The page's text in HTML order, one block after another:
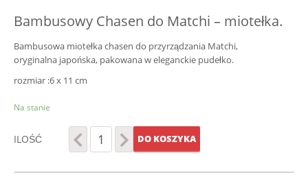
Bambusowy Chasen do Matchi – miotełka.
Bambusowa miotełka chasen do przyrządzania Matchi,
oryginalna japońska, pakowana w eleganckie pudełko.
rozmiar :6 x 11 cm
Na stanie
ILOŚĆ DO KOSZYKA